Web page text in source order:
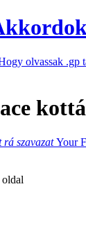
olvassak .gp
rá szavazatYour